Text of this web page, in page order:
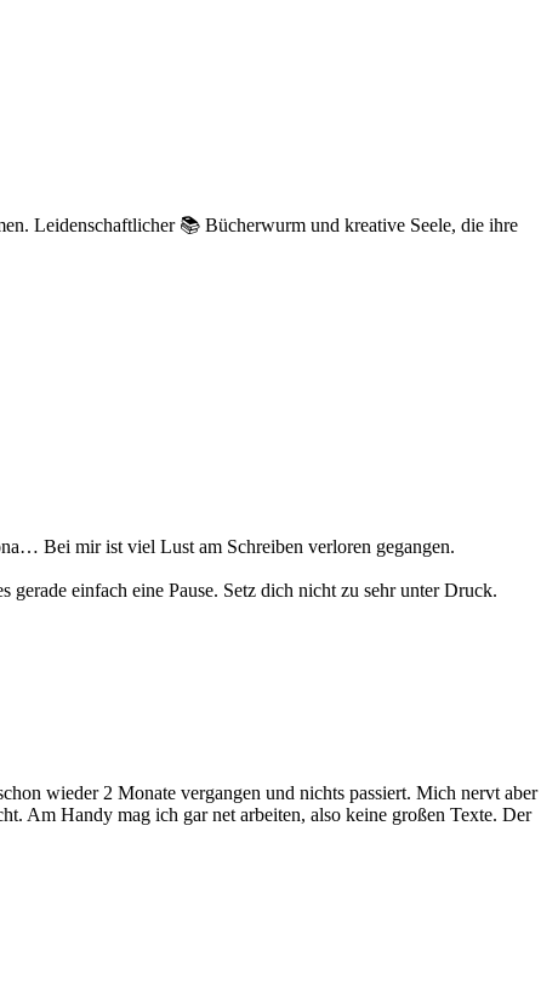
Leidenschaftlicher 📚 Bücherwurm und kreative Seele, die ihre
Bei mir ist viel Lust am Schreiben verloren gegangen.
einfach eine Pause. Setz dich nicht zu sehr unter Druck.
wieder 2 Monate vergangen und nichts passiert. Mich nervt aber
Am Handy mag ich gar net arbeiten, also keine großen Texte. Der